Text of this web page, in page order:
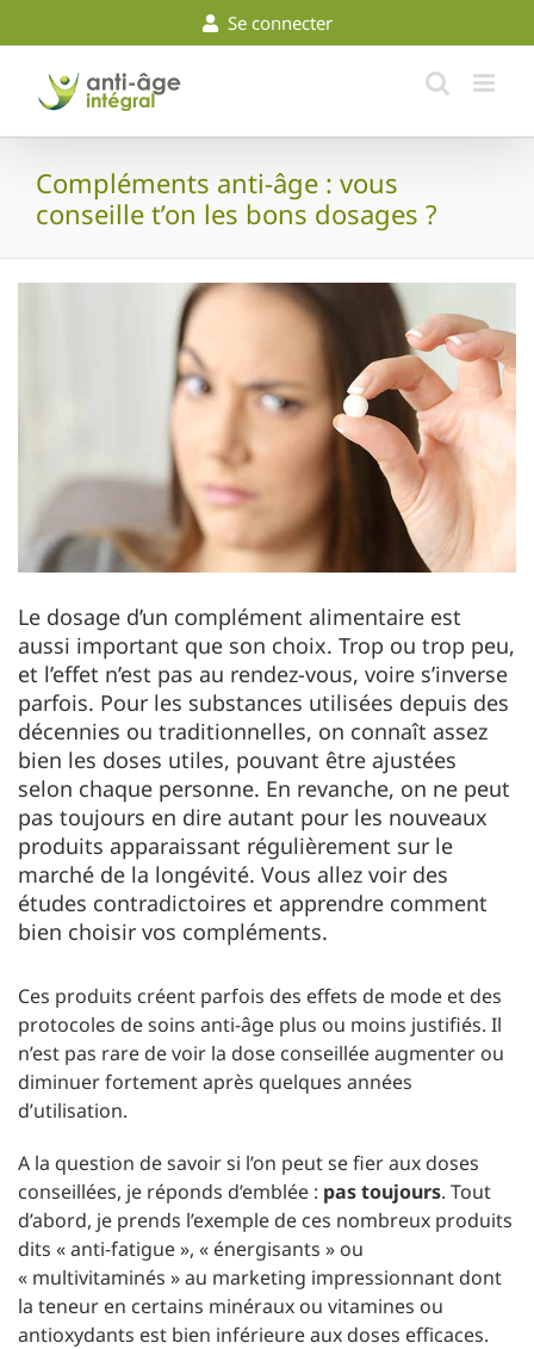
to
content
Se connecter
Compléments anti-âge : vous
conseille t’on les bons dosages ?
Le dosage d’un complément alimentaire est
aussi important que son choix. Trop ou trop peu,
et l’effet n’est pas au rendez-vous, voire s’inverse
parfois. Pour les substances utilisées depuis des
décennies ou traditionnelles, on connaît assez
bien les doses utiles, pouvant être ajustées
selon chaque personne. En revanche, on ne peut
pas toujours en dire autant pour les nouveaux
produits apparaissant régulièrement sur le
marché de la longévité. Vous allez voir des
études contradictoires et apprendre comment
bien choisir vos compléments.
Ces produits créent parfois des effets de mode et des
protocoles de soins anti-âge plus ou moins justifiés. Il
n’est pas rare de voir la dose conseillée augmenter ou
diminuer fortement après quelques années
d’utilisation.
A la question de savoir si l’on peut se fier aux doses
conseillées, je réponds d’emblée : pas toujours. Tout
d’abord, je prends l’exemple de ces nombreux produits
dits « anti-fatigue », « énergisants » ou
« multivitaminés » au marketing impressionnant dont
la teneur en certains minéraux ou vitamines ou
antioxydants est bien inférieure aux doses efficaces.